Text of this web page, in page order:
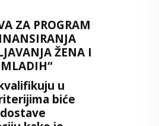
ZA PROGRAM
ŽENA I
MLADIH“
u
biće